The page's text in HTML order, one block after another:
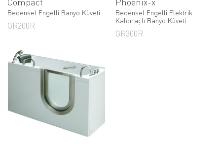
Bedensel Engelli Banyo Küveti
GR200R
Bedensel Engelli Elektrik
Kaldıraçlı Banyo Küveti
GR300R